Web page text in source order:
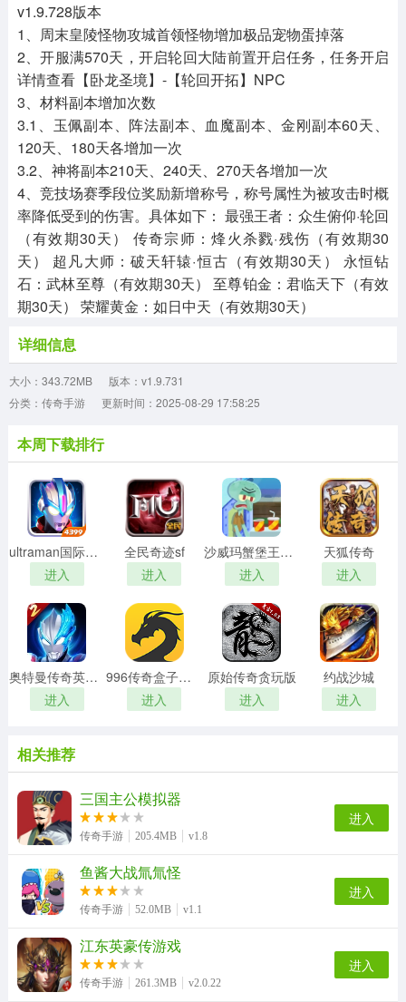
v1.9.728版本
1、周末皇陵怪物攻城首领怪物增加极品宠物蛋掉落
2、开服满570天，开启轮回大陆前置开启任务，任务开启
详情查看【卧龙圣境】-【轮回开拓】NPC
3、材料副本增加次数
3.1、玉佩副本、阵法副本、血魔副本、金刚副本60天、
120天、180天各增加一次
3.2、神将副本210天、240天、270天各增加一次
4、竞技场赛季段位奖励新增称号，称号属性为被攻击时概
率降低受到的伤害。具体如下： 最强王者：众生俯仰·轮回
（有效期30天） 传奇宗师：烽火杀戮·残伤（有效期30
天） 超凡大师：破天轩辕·恒古（有效期30天） 永恒钻
石：武林至尊（有效期30天） 至尊铂金：君临天下（有效
期30天） 荣耀黄金：如日中天（有效期30天）
详细信息
大小：343.72MB
版本：v1.9.731
分类：传奇手游
更新时间：2025-08-29 17:58:25
本周下载排行
ultraman国际服内购8.0
进入
全民奇迹sf
进入
沙威玛蟹堡王传奇
进入
天狐传奇
进入
奥特曼传奇英雄2
进入
996传奇盒子安卓版
进入
原始传奇贪玩版
进入
约战沙城
进入
相关推荐
三国主公模拟器
传奇手游 205.4MB v1.8
进入
鱼酱大战氚氚怪
传奇手游 52.0MB v1.1
进入
江东英豪传游戏
传奇手游 261.3MB v2.0.22
进入